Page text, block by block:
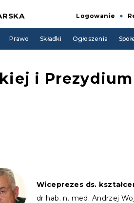
Logowanie
Prawo Składki Ogłoszenia
i Prezydium
Wiceprezes ds.
dr hab. n. med. Andrzej